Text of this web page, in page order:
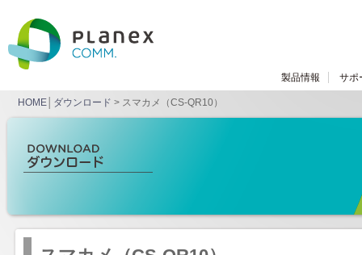
製品情報 サポ
HOME ダウンロード > スマカメ（CS-QR10）